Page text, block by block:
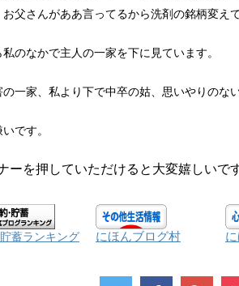
お父さんがああ言ってるから洗剤の銘柄変え
のなかで主人の一家を下に見ています。
一家、私より下で中卒の姑、思いやりのな
です。
ーを押していただけると大変嬉しいです
蓄ランキング にほんブログ村